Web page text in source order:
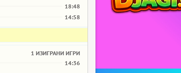
18:48
14:58
1 ИЗИГРАНИ ИГРИ
14:36